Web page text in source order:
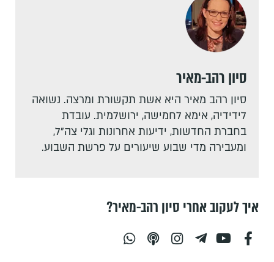
סיון רהב-מאיר
סיון רהב מאיר היא אשת תקשורת ומרצה. נשואה
לידידיה, אימא לחמישה, ירושלמית. עובדת
בחברת החדשות, ידיעות אחרונות וגלי צה"ל,
ומעבירה מדי שבוע שיעורים על פרשת השבוע.
איך לעקוב אחרי סיון רהב-מאיר?